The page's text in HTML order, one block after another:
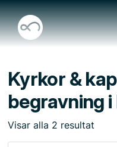
Kyrkor &
begravning
Visar alla 2 resultat